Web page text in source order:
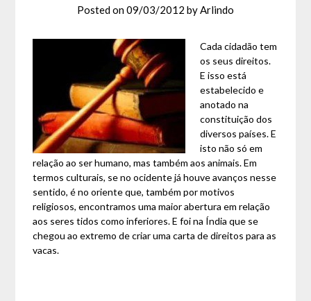
Posted on09/03/2012 byArlindo
Cada cidadão tem
os seus direitos.
E isso está
estabelecido e
anotado na
constituição dos
diversos países. E
isto não só em
relação ao ser humano, mas também aos animais. Em
termos culturais, se no ocidente já houve avanços nesse
sentido, é no oriente que, também por motivos
religiosos, encontramos uma maior abertura em relação
aos seres tidos como inferiores. E foi na Índia que se
chegou ao extremo de criar uma carta de direitos para as
vacas.